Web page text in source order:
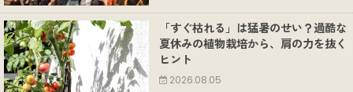
「すぐ枯れる」は猛暑のせい？過酷な
夏休みの植物栽培から、肩の力を抜く
ヒント
2026.08.05